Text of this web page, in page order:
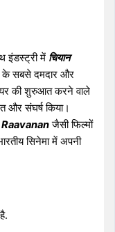
इंडस्ट्री में चियान
के सबसे दमदार और
की शुरुआत करने वाले
और संघर्ष किया।
Raavananजैसी फिल्मों
सिनेमा में अपनी